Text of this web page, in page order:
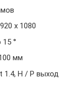
х 1080
°
мм
1.4, H / P выход